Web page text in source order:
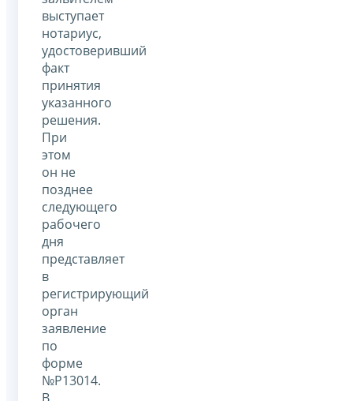
выступает
нотариус,
удостоверивший
факт
принятия
указанного
решения.
При
этом
он не
позднее
следующего
рабочего
дня
представляет
в
регистрирующий
орган
заявление
по
форме
№Р13014.
В